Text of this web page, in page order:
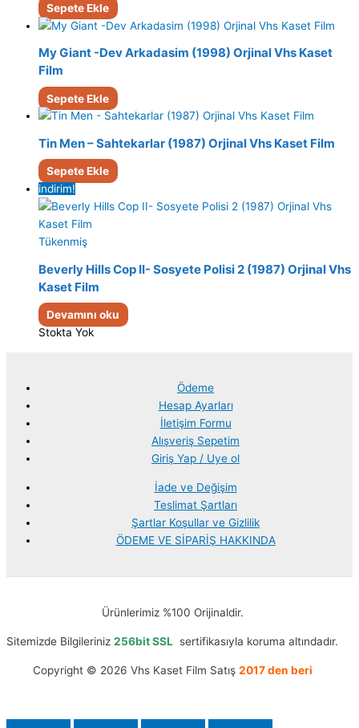
Sepete Ekle
My Giant -Dev Arkadasim (1998) Orjinal Vhs Kaset
Film
Sepete Ekle
Tin Men – Sahtekarlar (1987) Orjinal Vhs Kaset Film
Sepete Ekle
indirim!
Tükenmiş
Beverly Hills Cop II- Sosyete Polisi 2 (1987) Orjinal Vhs
Kaset Film
Devamını oku
Stokta Yok
Ödeme
Hesap Ayarları
İletişim Formu
Alışveriş Sepetim
Giriş Yap / Uye ol
İade ve Değişim
Teslimat Şartları
Şartlar Koşullar ve Gizlilik
ÖDEME VE SİPARİŞ HAKKINDA
Ürünlerimiz %100 Orijinaldir.
Sitemizde Bilgileriniz 256bit SSL sertifikasıyla koruma altındadır.
Copyright © 2026 Vhs Kaset Film Satış 2017 den beri